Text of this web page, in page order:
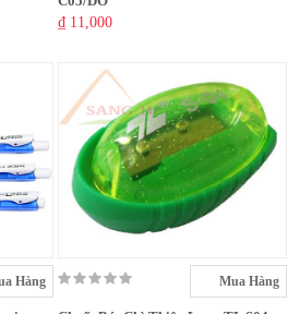
₫ 11,000
Hàng Mua Hàng